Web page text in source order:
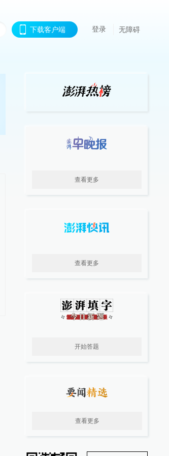
下载客户端 登录 无障碍
查看更多
查看更多
开始答题
查看更多